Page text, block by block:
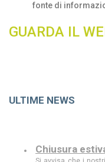
fonte di
GUARDA IL
ULTIME NEWS
Chiusura
Si avvisa che i